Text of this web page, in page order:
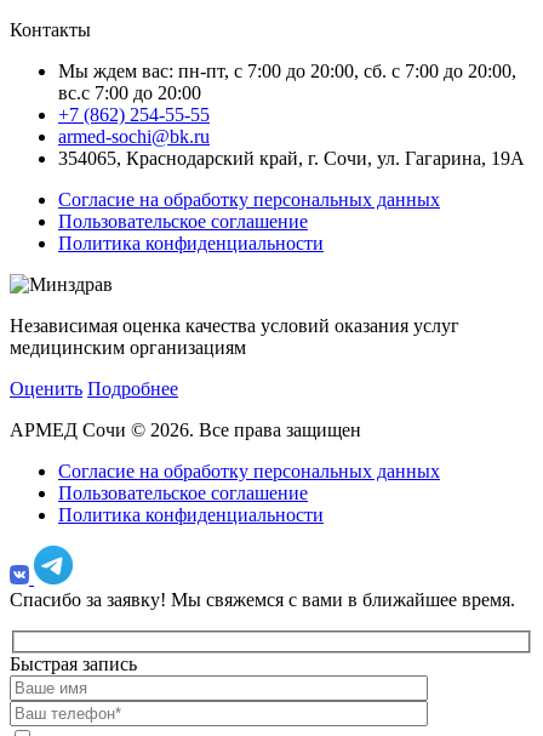
Контакты
Мы ждем вас: пн-пт, с 7:00 до 20:00, сб. с 7:00 до 20:00,
вс.с 7:00 до 20:00
+7 (862) 254-55-55
armed-sochi@bk.ru
354065, Краснодарский край, г. Сочи, ул. Гагарина, 19А
Согласие на обработку персональных данных
Пользовательское соглашение
Политика конфиденциальности
Независимая оценка качества условий оказания услуг
медицинским организациям
Оценить Подробнее
АРМЕД Сочи © 2026. Все права защищен
Согласие на обработку персональных данных
Пользовательское соглашение
Политика конфиденциальности
Спасибо за заявку! Мы свяжемся с вами в ближайшее время.
Быстрая запись